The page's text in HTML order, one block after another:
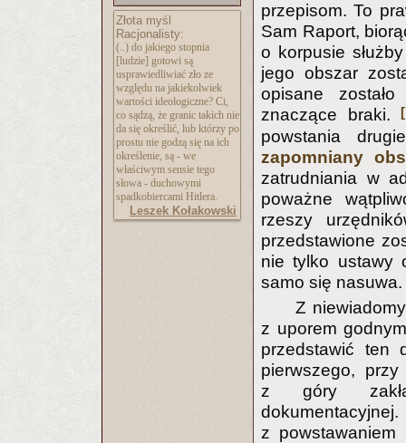
Złota myśl
Racjonalisty:
(..) do jakiego stopnia
[ludzie] gotowi są
usprawiedliwiać zło ze
względu na jakiekolwiek
wartości ideologiczne? Ci,
co sądzą, że granic takich nie
da się określić, lub którzy po
prostu nie godzą się na ich
określenie, są - we
właściwym sensie tego
słowa - duchowymi
spadkobiercami Hitlera.
Leszek Kołakowski
przepisom. To
Sam Raport,
o korpusie
jego obszar
opisane
znaczące braki.
powstania
zapomniany
zatrudniania w
poważne
rzeszy
przedstawione
nie tylko ustawy
samo się nasuwa.
Z
z uporem
przedstawić ten
pierwszego,
z góry
z